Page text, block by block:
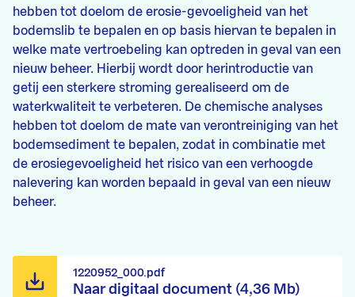
hebben tot doelom de erosie-gevoeligheid van het
bodemslib te bepalen en op basis hiervan te bepalen in
welke mate vertroebeling kan optreden in geval van een
nieuw beheer. Hierbij wordt door herintroductie van
getij een sterkere stroming gerealiseerd om de
waterkwaliteit te verbeteren. De chemische analyses
hebben tot doelom de mate van verontreiniging van het
bodemsediment te bepalen, zodat in combinatie met
de erosiegevoeligheid het risico van een verhoogde
nalevering kan worden bepaald in geval van een nieuw
beheer.
Naar digitaal document (4,36 Mb)
1220952_000.pdf